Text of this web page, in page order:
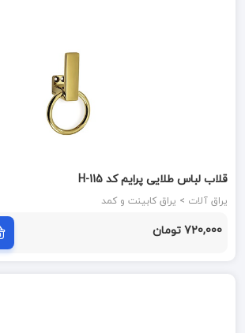
قلاب لباس طلایی پرایم کد H-115
یراق آلات > یراق کابینت و کمد
720,000 تومان